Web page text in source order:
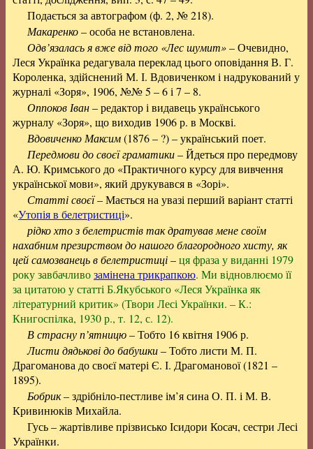
Подається за автографом (ф. 2, № 218).
Макаренко– особа не встановлена.
Одв’язалась я вже від того «Лес шумит»– Очевидно,
Леся Українка редагувала переклад цього оповідання В. Г.
Короленка, здійснений М. І. Вдовиченком і надрукований у
журналі «Зоря», 1906, №№ 5 – 6 і 7 – 8.
Оппоков Іван– редактор і видавець українського
журналу «Зоря», що виходив 1906 р. в Москві.
Вдовиченко Максим(1876 – ?) – український поет.
Передмови до своєї граматики– Йдеться про передмову
А. Ю. Кримського до «Практичного курсу для вивчення
української мови», який друкувався в «Зорі».
Статті своєї– Мається на увазі перший варіант статті
«Утопія в белетристиці».
рідко хто з белетристів так дратував мене своїм
нахабним презирством до нашого благородного хисту, як
цей самозванець в белетристиці–ця фраза у виданні 1979
року завбачливозамінена трикрапкою. Ми відновлюємо її
за цитатою у статті Б.Якубського «Леся Українка як
літературний критик» (Твори Лесі Українки. – К.:
Книгоспілка, 1930 р., т. 12, с. 12).
В страсну п’ятницю– Тобто 16 квітня 1906 р.
Листи дядькові до бабушки– Тобто листи М. П.
Драгоманова до своєї матері Є. І. Драгоманової (1821 –
1895).
Бобрик– здрібніло-пестливе ім’я сина О. П. і М. В.
Кривинюків Михайла.
Гусь – жартівливе прізвисько Ісидори Косач, сестри Лесі
Українки.